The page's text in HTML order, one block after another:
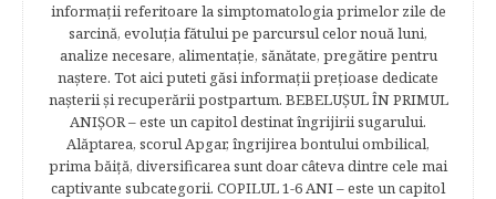
informaţii referitoare la simptomatologia primelor zile de
sarcină, evoluţia fătului pe parcursul celor nouă luni,
analize necesare, alimentaţie, sănătate, pregătire pentru
naştere. Tot aici puteti găsi informaţii preţioase dedicate
naşterii şi recuperării postpartum. BEBELUŞUL ÎN PRIMUL
ANIŞOR – este un capitol destinat îngrijirii sugarului.
Alăptarea, scorul Apgar, îngrijirea bontului ombilical,
prima băiţă, diversificarea sunt doar câteva dintre cele mai
captivante subcategorii. COPILUL 1-6 ANI – este un capitol